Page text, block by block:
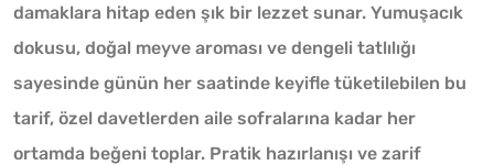
damaklara hitap eden şık bir lezzet sunar. Yumuşacık
dokusu, doğal meyve aroması ve dengeli tatlılığı
sayesinde günün her saatinde keyifle tüketilebilen bu
tarif, özel davetlerden aile sofralarına kadar her
ortamda beğeni toplar. Pratik hazırlanışı ve zarif